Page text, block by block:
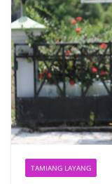
TAMIANG LAYANG